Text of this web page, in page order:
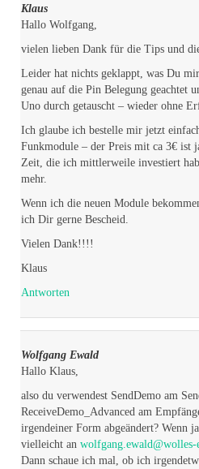
Klaus
Hallo Wolfgang,
vielen lieben Dank für die Tips und
Leider hat nichts geklappt, was Du
genau auf die Pin Belegung geachtet
Uno durch getauscht – wieder ohne
Ich glaube ich bestelle mir jetzt
Funkmodule – der Preis mit ca 3€ ist
Zeit, die ich mittlerweile investiert
mehr.
Wenn ich die neuen Module
ich Dir gerne Bescheid.
Vielen Dank!!!!
Klaus
Antworten
Wolfgang Ewald
Hallo Klaus,
also du verwendest SendDemo am
ReceiveDemo_Advanced am
irgendeiner Form abgeändert? Wenn
vielleicht an
Dann schaue ich mal, ob ich